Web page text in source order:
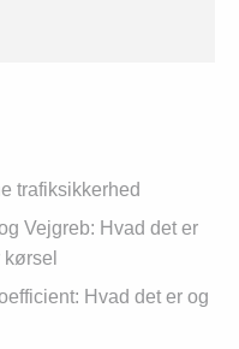
trafiksikkerhed
Vejgreb: Hvad det er
Hvad det er og